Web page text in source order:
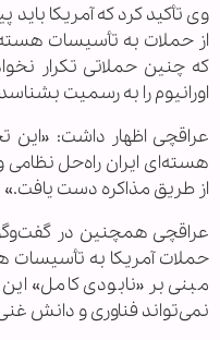
وی تأکید کرد که آمریکا
از حملات به تأسیسات
که چنین حملاتی تکرار
اورانیوم را به رسمیت
عراقچی اظهار داشت: «این
هسته‌ای ایران راه‌حل نظامی
از طریق مذاکره دست یافت.»
عراقچی همچنین در
حملات آمریکا به تأسیسات
مبنی بر «نابودی کامل»
نمی‌تواند فناوری و دانش